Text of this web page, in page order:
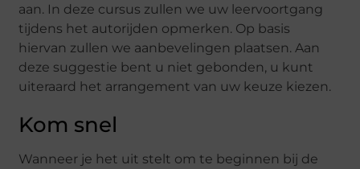
aan. In deze cursus zullen we uw leervoortgang
tijdens het autorijden opmerken. Op basis
hiervan zullen we aanbevelingen plaatsen. Aan
deze suggestie bent u niet gebonden, u kunt
uiteraard het arrangement van uw keuze kiezen.
Kom snel
Wanneer je het uit stelt om te beginnen bij de